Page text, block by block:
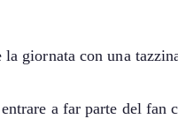
giornata con una
a far parte del